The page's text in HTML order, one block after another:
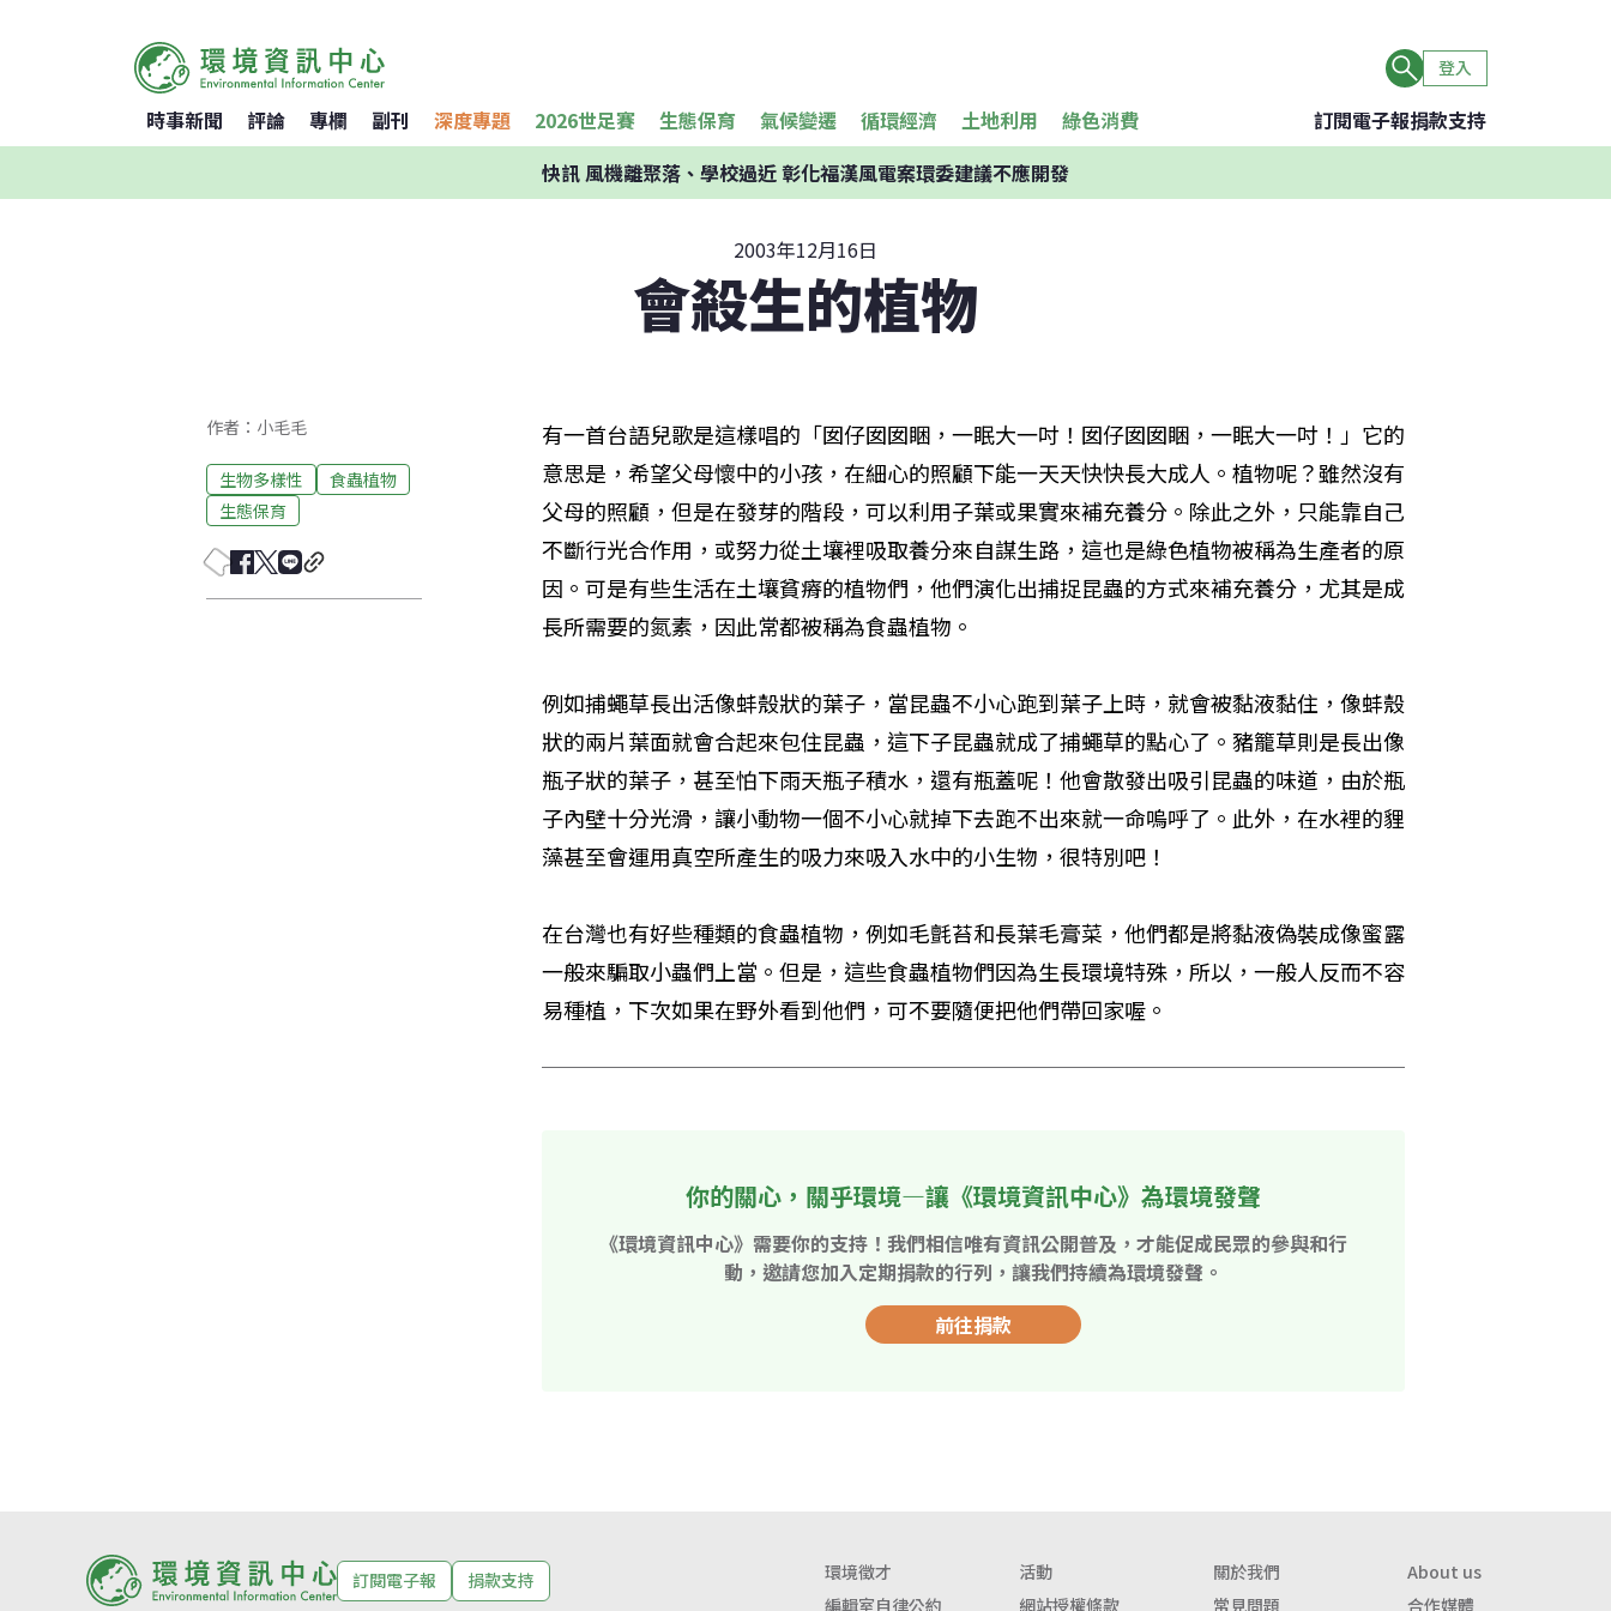
登入
時事新聞 評論 專欄 副刊 深度專題 2026世足賽 生態保育 氣候變遷 循環經濟 土地利用 綠色消費 訂閱電子報捐款支持
快訊風機離聚落、學校過近 彰化福漢風電案環委建議不應開發
2003年12月16日
會殺生的植物
作者：小毛毛
生物多樣性
食蟲植物
生態保育
有一首台語兒歌是這樣唱的「囡仔囡囡睏，一眠大一吋！囡仔囡囡睏，一眠大一吋！」它的
意思是，希望父母懷中的小孩，在細心的照顧下能一天天快快長大成人。植物呢？雖然沒有
父母的照顧，但是在發芽的階段，可以利用子葉或果實來補充養分。除此之外，只能靠自己
不斷行光合作用，或努力從土壤裡吸取養分來自謀生路，這也是綠色植物被稱為生產者的原
因。可是有些生活在土壤貧瘠的植物們，他們演化出捕捉昆蟲的方式來補充養分，尤其是成
長所需要的氮素，因此常都被稱為食蟲植物。
例如捕蠅草長出活像蚌殼狀的葉子，當昆蟲不小心跑到葉子上時，就會被黏液黏住，像蚌殼
狀的兩片葉面就會合起來包住昆蟲，這下子昆蟲就成了捕蠅草的點心了。豬籠草則是長出像
瓶子狀的葉子，甚至怕下雨天瓶子積水，還有瓶蓋呢！他會散發出吸引昆蟲的味道，由於瓶
子內壁十分光滑，讓小動物一個不小心就掉下去跑不出來就一命嗚呼了。此外，在水裡的貍
藻甚至會運用真空所產生的吸力來吸入水中的小生物，很特別吧！
在台灣也有好些種類的食蟲植物，例如毛氈苔和長葉毛膏菜，他們都是將黏液偽裝成像蜜露
一般來騙取小蟲們上當。但是，這些食蟲植物們因為生長環境特殊，所以，一般人反而不容
易種植，下次如果在野外看到他們，可不要隨便把他們帶回家喔。
你的關心，關乎環境—讓《環境資訊中心》為環境發聲
《環境資訊中心》需要你的支持！我們相信唯有資訊公開普及，才能促成民眾的參與和行
動，邀請您加入定期捐款的行列，讓我們持續為環境發聲。
前往捐款
訂閱電子報 捐款支持 環境徵才 活動 關於我們
About us
編輯室自律公約
網站授權條款 常見問題 合作媒體